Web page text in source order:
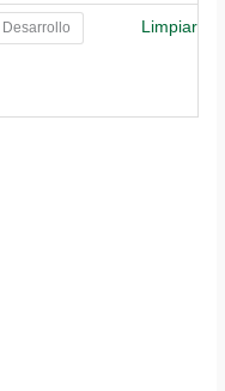
Desarrollo
Limpiar